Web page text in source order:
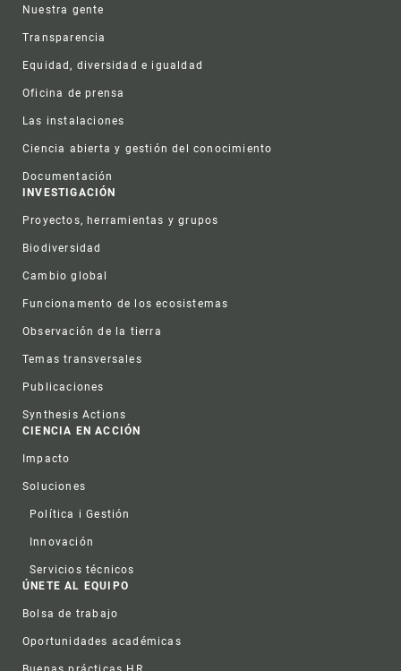
Nuestra gente
Transparencia
Equidad, diversidad e igualdad
Oficina de prensa
Las instalaciones
Ciencia abierta y gestión del conocimiento
Documentación
INVESTIGACIÓN
Proyectos, herramientas y grupos
Biodiversidad
Cambio global
Funcionamento de los ecosistemas
Observación de la tierra
Temas transversales
Publicaciones
Synthesis Actions
CIENCIA EN ACCIÓN
Impacto
Soluciones
Política i Gestión
Innovación
Servicios técnicos
ÚNETE AL EQUIPO
Bolsa de trabajo
Oportunidades académicas